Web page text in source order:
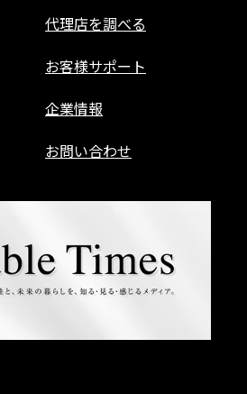
代理店を調べる
お客様サポート
企業情報
お問い合わせ